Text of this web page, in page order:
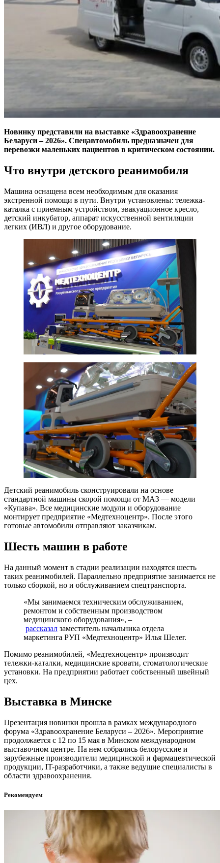
Новинку представили на выставке «Здравоохранение
Беларуси – 2026». Спецавтомобиль предназначен для
перевозки маленьких пациентов в критическом состоянии.
Что внутри детского реанимобиля
Машина оснащена всем необходимым для оказания
экстренной помощи в пути. Внутри установлены: тележка-
каталка с приемным устройством, эвакуационное кресло,
детский инкубатор, аппарат искусственной вентиляции
легких (ИВЛ) и другое оборудование.
Детский реанимобиль сконструировали на основе
стандартной машины скорой помощи от МАЗ — модели
«Купава». Все медицинские модули и оборудование
монтирует предприятие «Медтехноцентр». После этого
готовые автомобили отправляют заказчикам.
Шесть машин в работе
На данный момент в стадии реализации находятся шесть
таких реанимобилей. Параллельно предприятие занимается не
только сборкой, но и обслуживанием спецтранспорта.
«Мы занимаемся техническим обслуживанием,
ремонтом и собственным производством
медицинского оборудования», –
рассказал заместитель начальника отдела
маркетинга РУП «Медтехноцентр» Илья Шелег.
Помимо реанимобилей, «Медтехноцентр» производит
тележки-каталки, медицинские кровати, стоматологические
установки. На предприятии работает собственный швейный
цех.
Выставка в Минске
Презентация новинки прошла в рамках международного
форума «Здравоохранение Беларуси – 2026». Мероприятие
продолжается с 12 по 15 мая в Минском международном
выставочном центре. На нем собрались белорусские и
зарубежные производители медицинской и фармацевтической
продукции, IT-разработчики, а также ведущие специалисты в
области здравоохранения.
Рекомендуем